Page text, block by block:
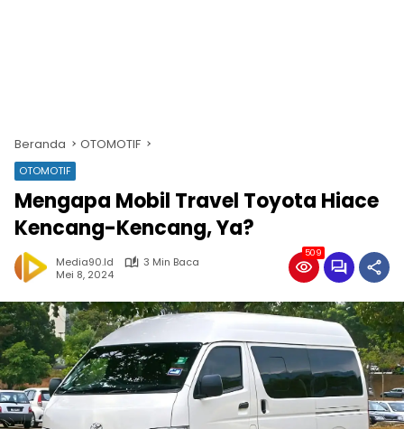
Beranda OTOMOTIF
OTOMOTIF
Mengapa Mobil Travel Toyota Hiace
Kencang-Kencang, Ya?
Media90.id
3 Min Baca
Mei 8, 2024
509